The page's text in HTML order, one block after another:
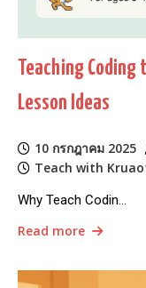
Teaching Coding
Lesson Ideas
10 กรกฎาคม 2025
Teach with
Why Teach Codin…
Read more